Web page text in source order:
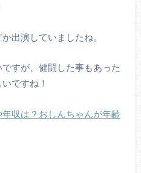
出演していましたね。
すが、健闘した事もあった
ですね！
収は？おしんちゃんが年齢